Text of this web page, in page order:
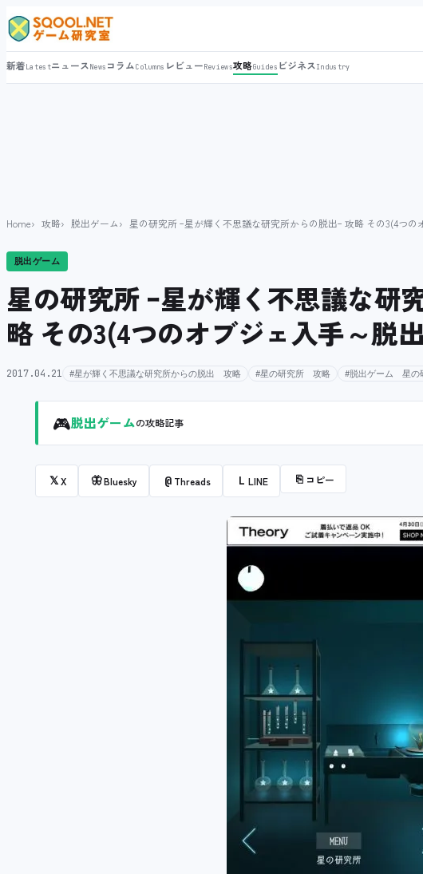
新着LatestニュースNews コラムColumns レビューReviews攻略Guides ビジネスIndustry
Home 攻略 脱出ゲーム 星の研究所 ｰ星が輝く不思議な研究所からの脱出ｰ 攻略 その3(4つの
脱出ゲーム
星の研究所 ｰ星が輝く不思議な研
略 その3(4つのオブジェ入手～脱
2017.04.21 #星が輝く不思議な研究所からの脱出 攻略 #星の研究所 攻略 #脱出ゲーム 星の
🎮脱出ゲームの攻略記事
𝕏X 🦋Bluesky @ Threads L LINE ⎘ コピー